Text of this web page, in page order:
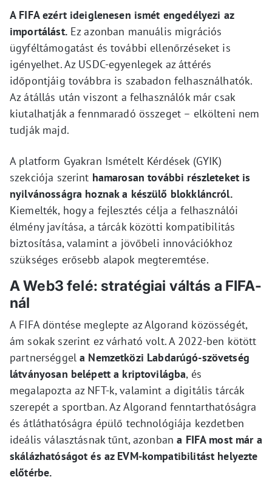
A FIFA ezért ideiglenesen ismét engedélyezi az
importálást.Ez azonban manuális migrációs
ügyféltámogatást és további ellenőrzéseket is
igényelhet. Az USDC-egyenlegek az áttérés
időpontjáig továbbra is szabadon felhasználhatók.
Az átállás után viszont a felhasználók már csak
kiutalhatják a fennmaradó összeget – elkölteni nem
tudják majd.
A platform Gyakran Ismételt Kérdések (GYIK)
szekciója szerint hamarosan további részleteket is
nyilvánosságra hoznak a készülő blokkláncról.
Kiemelték, hogy a fejlesztés célja a felhasználói
élmény javítása, a tárcák közötti kompatibilitás
biztosítása, valamint a jövőbeli innovációkhoz
szükséges erősebb alapok megteremtése.
A Web3 felé: stratégiai váltás a FIFA-
nál
A FIFA döntése meglepte az Algorand közösségét,
ám sokak szerint ez várható volt. A 2022-ben kötött
partnerséggela Nemzetközi Labdarúgó-szövetség
látványosan belépett a kriptovilágba, és
megalapozta az NFT-k, valamint a digitális tárcák
szerepét a sportban. Az Algorand fenntarthatóságra
és átláthatóságra épülő technológiája kezdetben
ideális választásnak tűnt, azonbana FIFA most már a
skálázhatóságot és az EVM-kompatibilitást helyezte
előtérbe.